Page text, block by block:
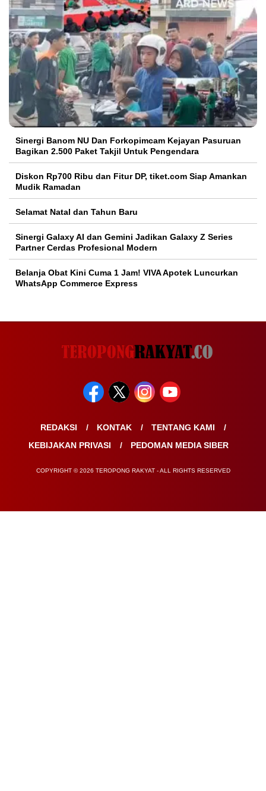
Sinergi Banom NU Dan Forkopimcam Kejayan Pasuruan
Bagikan 2.500 Paket Takjil Untuk Pengendara
Diskon Rp700 Ribu dan Fitur DP, tiket.com Siap Amankan
Mudik Ramadan
Selamat Natal dan Tahun Baru
Sinergi Galaxy AI dan Gemini Jadikan Galaxy Z Series
Partner Cerdas Profesional Modern
Belanja Obat Kini Cuma 1 Jam! VIVA Apotek Luncurkan
WhatsApp Commerce Express
REDAKSI KONTAK
TENTANG KAMI
KEBIJAKAN PRIVASI
PEDOMAN MEDIA SIBER
COPYRIGHT © 2026 TEROPONG RAKYAT - ALL RIGHTS RESERVED